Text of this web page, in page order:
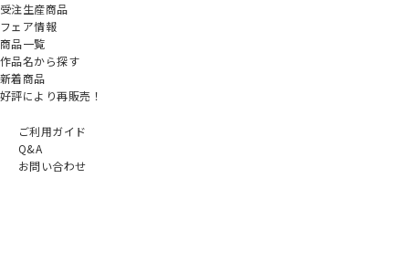
受注生産商品
フェア情報
商品一覧
作品名から探す
新着商品
好評により再販売！
ご利用ガイド
Q&A
お問い合わせ